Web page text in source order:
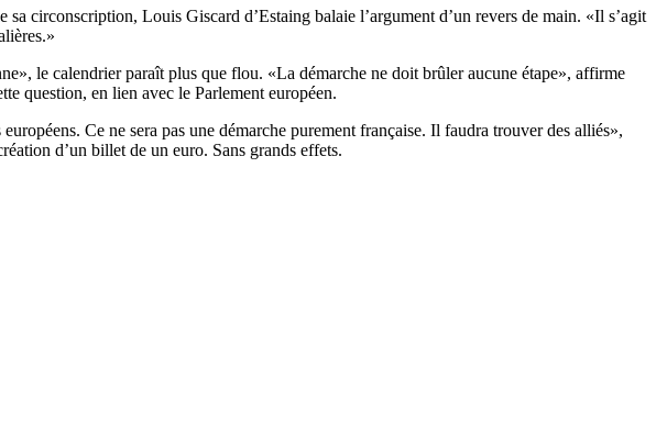
circonscription, Louis Giscard d’Estaing balaie l’argument d’un revers de main. «Il s’agit
le calendrier paraît plus que flou. «La démarche ne doit brûler aucune étape», affirme
question, en lien avec le Parlement européen.
Ce ne sera pas une démarche purement française. Il faudra trouver des alliés»,
d’un billet de un euro. Sans grands effets.